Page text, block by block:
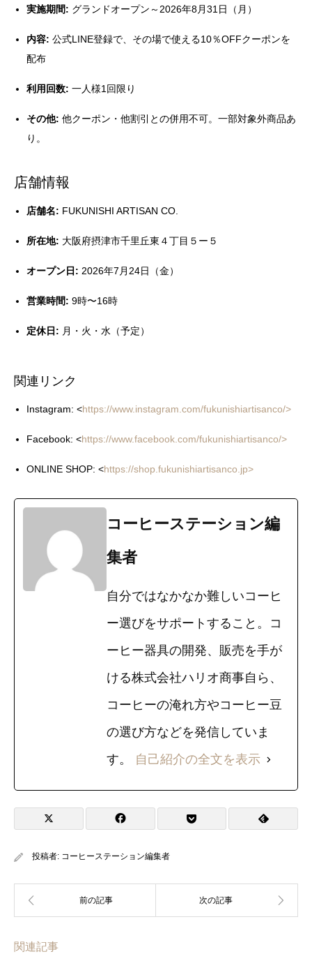
実施期間: グランドオープン～2026年8月31日（月）
内容: 公式LINE登録で、その場で使える10％OFFクーポンを
配布
利用回数: 一人様1回限り
その他: 他クーポン・他割引との併用不可。一部対象外商品あ
り。
店舗情報
店舗名: FUKUNISHI ARTISAN CO.
所在地: 大阪府摂津市千里丘東４丁目５ー５
オープン日: 2026年7月24日（金）
営業時間: 9時〜16時
定休日: 月・火・水（予定）
関連リンク
Instagram: <https://www.instagram.com/fukunishiartisanco/>
Facebook: <https://www.facebook.com/fukunishiartisanco/>
ONLINE SHOP: <https://shop.fukunishiartisanco.jp>
コーヒーステーション編
集者
自分ではなかなか難しいコーヒ
ー選びをサポートすること。コ
ーヒー器具の開発、販売を手が
ける株式会社ハリオ商事自ら、
コーヒーの淹れ方やコーヒー豆
の選び方などを発信していま
す。 自己紹介の全文を表示
投稿者: コーヒーステーション編集者
関連記事